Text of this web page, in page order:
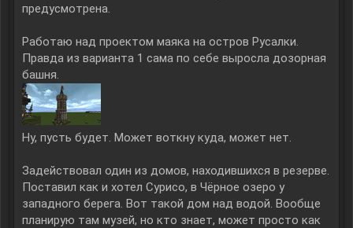
предусмотрена.
Работаю над проектом маяка на остров Русалки.
Правда из варианта 1 сама по себе выросла дозорная
башня.
Ну, пусть будет. Может воткну куда, может нет.
Задействовал один из домов, находившихся в резерве.
Поставил как и хотел Сурисо, в Чёрное озеро у
западного берега. Вот такой дом над водой. Вообще
планирую там музей, но кто знает, может просто как